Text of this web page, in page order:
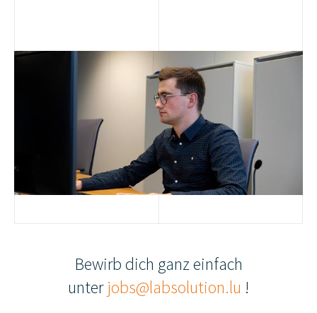
Bewirb dich ganz einfach
unterjobs@labsolution.lu !